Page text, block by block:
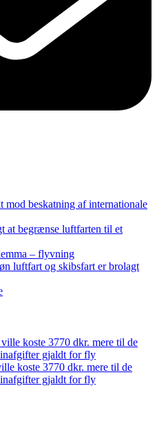
mod beskatning af internationale
at begrænse luftfarten til et
– flyvning
luftfart og skibsfart er brolagt
koste 3770 dkr. mere til de
gjaldt for fly
koste 3770 dkr. mere til de
gjaldt for fly